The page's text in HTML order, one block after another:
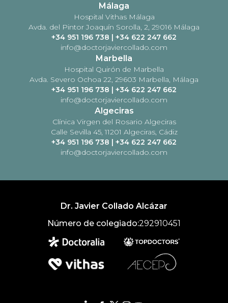
Málaga
Hospital Vithas Málaga
Avda. del Pintor Joaquín Sorolla, 2, 29016 Málaga
+34 951 196 738 | +34 622 247 662
info@doctorjaviercollado.com
Marbella
Hospital Quirón de Marbella
Avda. Severo Ochoa 22, 29603 Marbella, Málaga
+34 951 196 738 | +34 622 247 662
info@doctorjaviercollado.com
Algeciras
Clínica Virgen del Rosario Algeciras
Calle Sevilla 45, 11201 Algeciras, Cádiz
+34 951 196 738 | +34 622 247 662
info@doctorjaviercollado.com
Dr. Javier Collado Alcázar
Número de colegiado:292910451